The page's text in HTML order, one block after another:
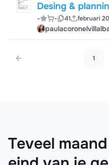
- - 41 februari
1
Teveel